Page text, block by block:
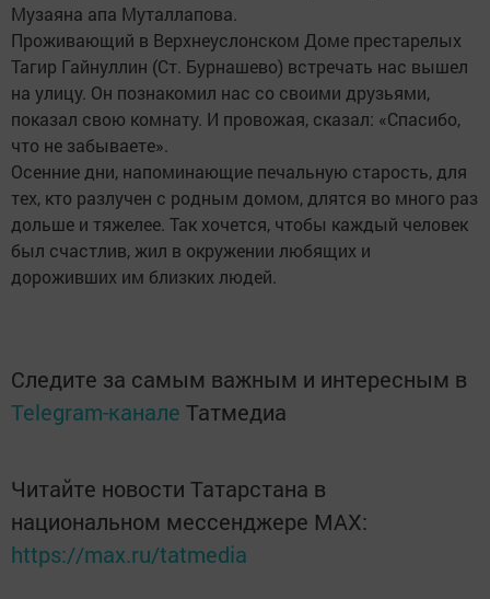
Музаяна апа Муталлапова.
Проживающий в Верхнеуслонском Доме престарелых
Тагир Гайнуллин (Ст. Бурнашево) встречать нас вышел
на улицу. Он познакомил нас со своими друзьями,
показал свою комнату. И провожая, сказал: «Спасибо,
что не забываете».
Осенние дни, напоминающие печальную старость, для
тех, кто разлучен с родным домом, длятся во много раз
дольше и тяжелее. Так хочется, чтобы каждый человек
был счастлив, жил в окружении любящих и
дороживших им близких людей.
Следите за самым важным и интересным в
Telegram-канале Татмедиа
Читайте новости Татарстана в
национальном мессенджере MАХ:
https://max.ru/tatmedia